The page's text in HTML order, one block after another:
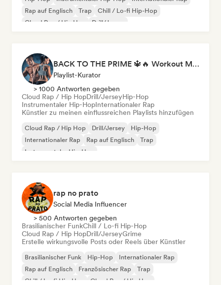
Rap auf Englisch
Trap
Chill / Lo-fi Hip-Hop
Cloud Rap / Hip Hop
Drill/Jersey
BACK TO THE PRIME 🔱🔥 Workout Motivation Playlist
Playlist-Kurator
> 1000 Antworten gegeben
Cloud Rap / Hip HopDrill/JerseyHip-Hop
Instrumentaler Hip-HopInternationaler Rap
Künstler zu meinen einflussreichen Playlists hinzufügen
Cloud Rap / Hip Hop Drill/Jersey
Hip-Hop
Internationaler Rap
Rap auf Englisch
Trap
Instrumentaler Hip-Hop
rap no prato
Social Media Influencer
> 500 Antworten gegeben
Brasilianischer FunkChill / Lo-fi Hip-Hop
Cloud Rap / Hip HopDrill/JerseyGrime
Erstelle wirkungsvolle Posts oder Reels über Künstler
Brasilianischer Funk Hip-Hop
Internationaler Rap
Rap auf Englisch
Französischer Rap
Trap
Chill / Lo-fi Hip-Hop
Cloud Rap / Hip Hop